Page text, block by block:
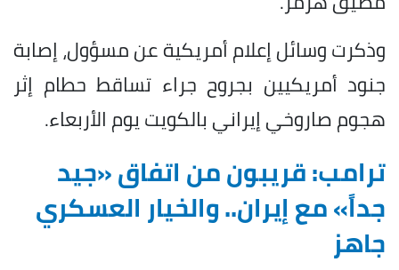
وذكرت وسائل إعلام أمريكية عن مسؤول، إصابة
جنود أمريكيين بجروح جراء تساقط حطام إثر
هجوم صاروخي إيراني بالكويت يوم الأربعاء.
ترامب: قريبون من اتفاق «جيد
جداً» مع إيران.. والخيار العسكري
جاهز